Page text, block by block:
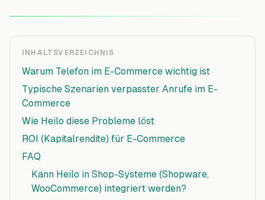
INHALTSVERZEICHNIS
Warum Telefon im E-Commerce wichtig ist
Typische Szenarien verpasster Anrufe im E-
Commerce
Wie Heilo diese Probleme löst
ROI (Kapitalrendite) für E-Commerce
FAQ
Kann Heilo in Shop-Systeme (Shopware,
WooCommerce) integriert werden?